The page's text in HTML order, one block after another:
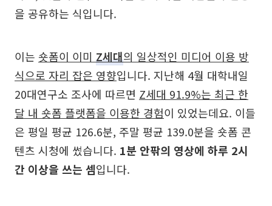
을 공유하는 식입니다.
이는 숏폼이 이미 Z세대의 일상적인 미디어 이용 방
식으로 자리 잡은 영향입니다. 지난해 4월 대학내일
20대연구소 조사에 따르면 Z세대 91.9%는 최근 한
달 내 숏폼 플랫폼을 이용한 경험이 있었는데요. 이들
은 평일 평균 126.6분, 주말 평균 139.0분을 숏폼 콘
텐츠 시청에 썼습니다. 1분 안팎의 영상에 하루 2시
간 이상을 쓰는 셈입니다.